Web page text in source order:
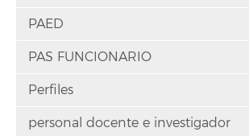
PAED
PAS FUNCIONARIO
Perfiles
personal docente e investigador